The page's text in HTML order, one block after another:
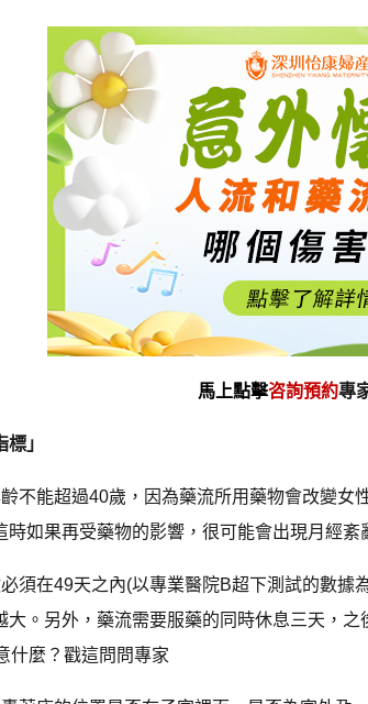
馬上點擊咨詢預約專
」
能超過40歲，因為藥流所用藥物會改變女
時如果再受藥物的影響，很可能會出現月經紊
在49天之內(以專業醫院B超下測試的數據
大。另外，藥流需要服藥的同時休息三天，之
什麼？戳這問問專家